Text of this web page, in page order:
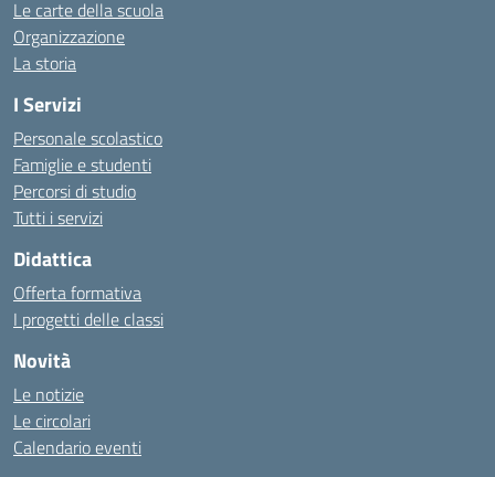
Le carte della scuola
Organizzazione
La storia
I Servizi
Personale scolastico
Famiglie e studenti
Percorsi di studio
Tutti i servizi
Didattica
Offerta formativa
I progetti delle classi
Novità
Le notizie
Le circolari
Calendario eventi